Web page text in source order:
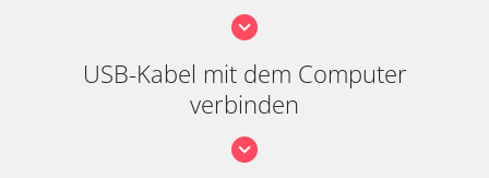
USB-Kabel mit dem Computer
verbinden